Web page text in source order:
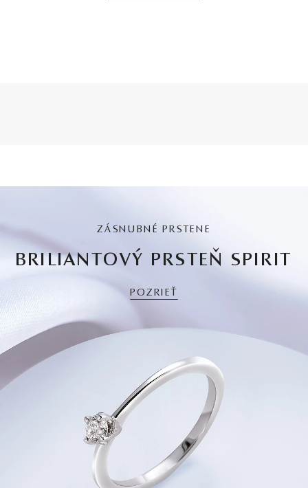
ZÁSNUBNÉ PRSTENE
BRILIANTOVÝ PRSTEŇ SPIRIT
POZRIEŤ